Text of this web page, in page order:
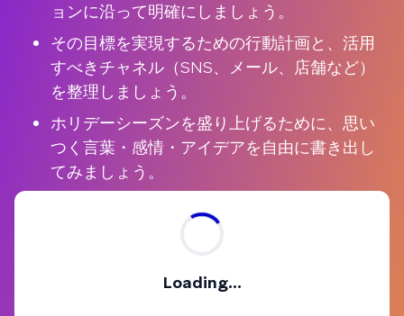
ョンに沿って明確にしましょう。
その目標を実現するための行動計画と、活用
すべきチャネル（SNS、メール、店舗など）
を整理しましょう。
ホリデーシーズンを盛り上げるために、思い
つく言葉・感情・アイデアを自由に書き出し
てみましょう。
Loading...